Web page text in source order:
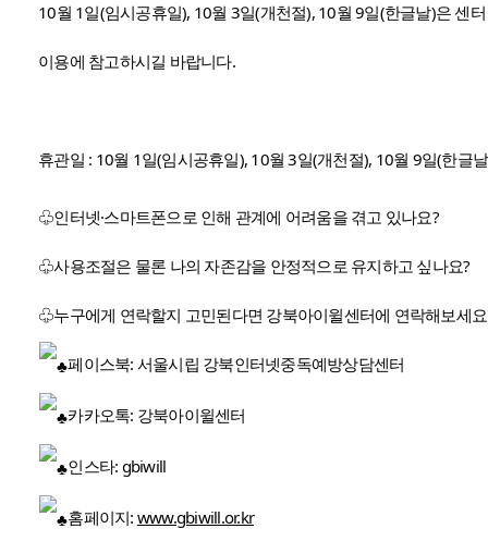
10월 1일(임시공휴일), 10월 3일(개천절), 10월 9일(한글날)은 센
이용에 참고하시길 바랍니다.
휴관일 : 10월 1일(임시공휴일), 10월 3일(개천절), 10월 9일(한글
♧인터넷·스마트폰으로 인해 관계에 어려움을 겪고 있나요?
♧사용조절은 물론 나의 자존감을 안정적으로 유지하고 싶나요?
♧누구에게 연락할지 고민된다면 강북아이윌센터에 연락해보세
페이스북: 서울시립 강북인터넷중독예방상담센터
카카오톡: 강북아이윌센터
인스타: gbiwill
홈페이지: www.gbiwill.or.kr